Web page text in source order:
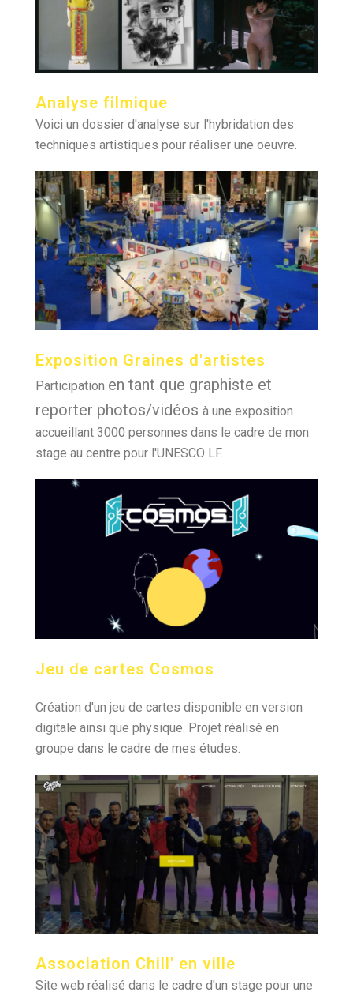
Analyse filmique
Voici un dossier d'analyse sur l'hybridation des
techniques artistiques pour réaliser une oeuvre.
Exposition Graines d'artistes
Participation en tant que graphiste et
reporter photos/vidéos à une exposition
accueillant 3000 personnes dans le cadre de mon
stage au centre pour l'UNESCO LF.
Jeu de cartes Cosmos
Création d'un jeu de cartes disponible en version
digitale ainsi que physique. Projet réalisé en
groupe dans le cadre de mes études.
Association Chill' en ville
Site web réalisé dans le cadre d'un stage pour une